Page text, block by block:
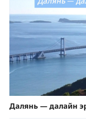
Далянь — далайн